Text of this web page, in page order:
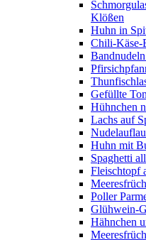
Klößen
Huhn in
Chili-Käse-
Gefüllte
Hühnchen
Lachs auf
Huhn mit
Spaghetti
Fleischtopf
Poller
Glühwein-
Hähnchen